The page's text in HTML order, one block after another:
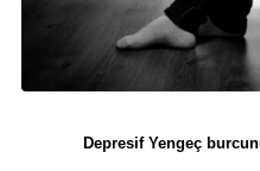
Depresif Yengeç